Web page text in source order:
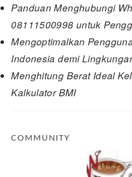
Panduan Menghubungi
08111500998 untuk
Mengoptimalkan
Indonesia demi
Menghitung Berat Ideal
Kalkulator BMI
COMMUNITY